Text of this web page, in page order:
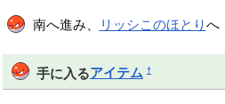
南へ進み、 リッシこのほとりへ
手に入るアイテム †